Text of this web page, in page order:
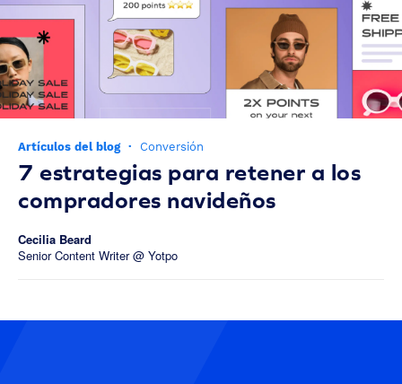
Artículos del blog · Conversión
7 estrategias para retener a los
compradores navideños
Cecilia Beard
Senior Content Writer @ Yotpo